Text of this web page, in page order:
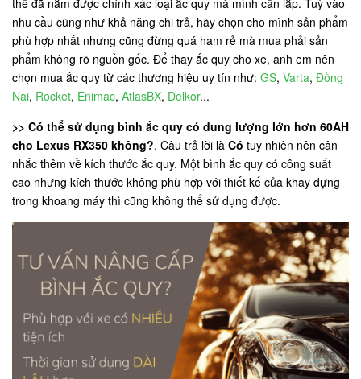
thể đã nắm được chính xác loại ắc quy mà mình cần lắp. Tuỳ vào
nhu cầu cũng như khả năng chi trả, hãy chọn cho mình sản phẩm
phù hợp nhất nhưng cũng đừng quá ham rẻ mà mua phải sản
phẩm không rõ nguồn gốc. Để thay ắc quy cho xe, anh em nên
chọn mua ắc quy từ các thương hiệu uy tín như: GS, Varta, Đồng
Nai, Rocket, Enimac, AtlasBX, Delkor...
>> Có thể sử dụng bình ắc quy có dung lượng lớn hơn 60AH
cho Lexus RX350 không?. Câu trả lời là Có tuy nhiên nên cân
nhắc thêm về kích thước ắc quy. Một bình ắc quy có công suất
cao nhưng kích thước không phù hợp với thiết kế của khay đựng
trong khoang máy thì cũng không thể sử dụng được.